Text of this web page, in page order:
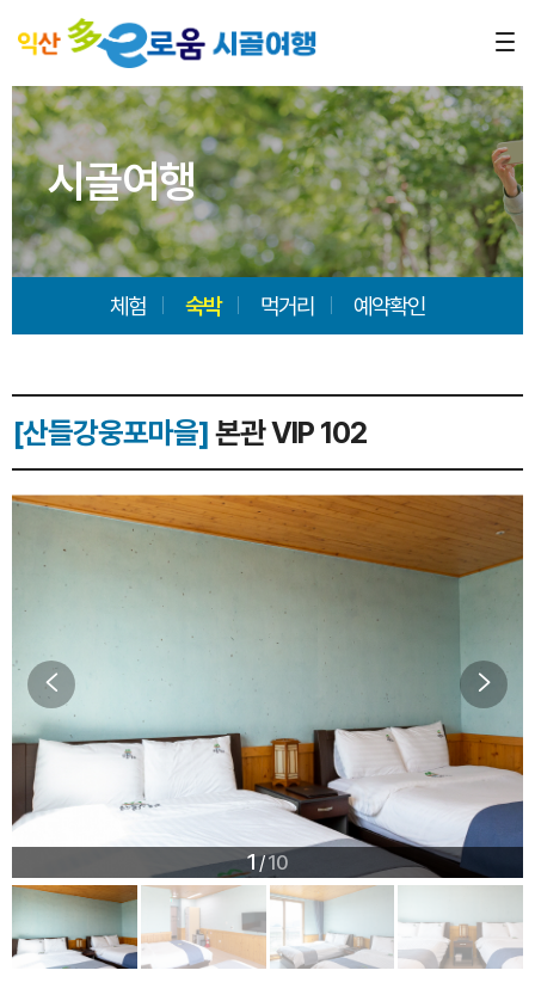
시골여행
체험 숙박 먹거리 예약확인
[산들강웅포마을] 본관 VIP 102
1/10